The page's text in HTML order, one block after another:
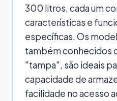
300 litros, cada um
características e
específicas. Os
também conhecidos
"tampa", são ideais
capacidade de
facilidade no acesso